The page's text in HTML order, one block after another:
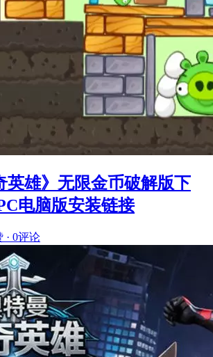
英雄》无限金币破解版下
电脑版安装链接
· 0评论